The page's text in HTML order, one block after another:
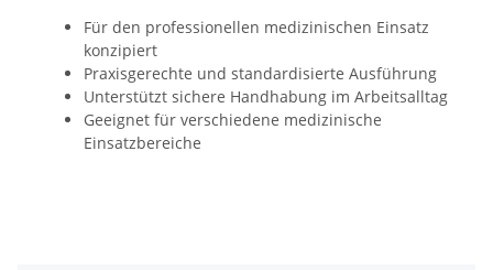
Für den professionellen medizinischen Einsatz
konzipiert
Praxisgerechte und standardisierte Ausführung
Unterstützt sichere Handhabung im Arbeitsalltag
Geeignet für verschiedene medizinische
Einsatzbereiche